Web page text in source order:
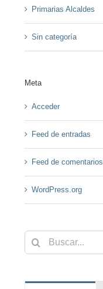
Primarias Alcaldes
Sin categoría
Meta
Acceder
Feed de entradas
Feed de comentarios
WordPress.org
Buscar: